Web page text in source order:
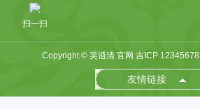
扫一扫
Copyright © 芙逍清 官网 吉ICP 12345678
友情链接